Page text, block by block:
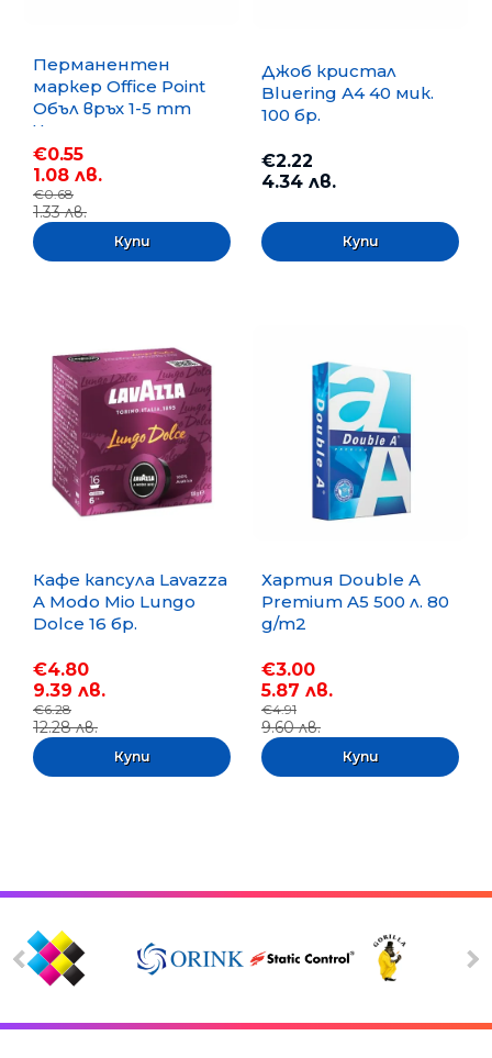
Перманентен
маркер Office Point
Объл връх 1-5 mm
Черен
€0.55
1.08 лв.
€0.68
1.33 лв.
Джоб кристал
Bluering А4 40 мик.
100 бр.
€2.22
4.34 лв.
Кафе капсула Lavazza
A Modo Mio Lungo
Dolce 16 бр.
€4.80
9.39 лв.
€6.28
12.28 лв.
Хартия Double A
Premium A5 500 л. 80
g/m2
€3.00
5.87 лв.
€4.91
9.60 лв.